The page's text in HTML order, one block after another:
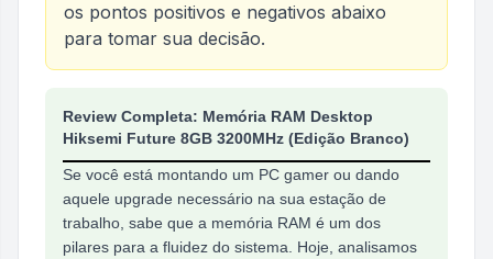
os pontos positivos e negativos abaixo
para tomar sua decisão.
Análise do produtoMemoria RAM Desktop
Review Completa: Memória RAM Desktop
Hiksemi Future 8GB 3200MHz (Edição Branco)
Se você está montando um PC gamer ou dando
aquele upgrade necessário na sua estação de
trabalho, sabe que a memória RAM é um dos
pilares para a fluidez do sistema. Hoje, analisamos